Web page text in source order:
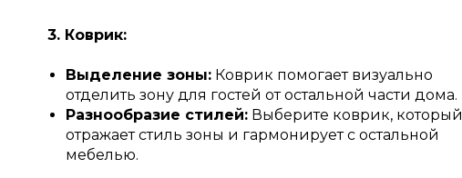
3. Коврик:
Выделение зоны: Коврик помогает визуально
отделить зону для гостей от остальной части дома.
Разнообразие стилей: Выберите коврик, который
отражает стиль зоны и гармонирует с остальной
мебелью.